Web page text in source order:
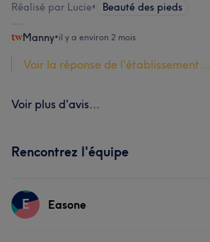
Réalisé par Lucie• Beauté des pieds
Manny•il y a environ 2 mois
Voir la réponse de l'établissement...
Voir plus d'avis...
Rencontrez l'équipe
E Easone